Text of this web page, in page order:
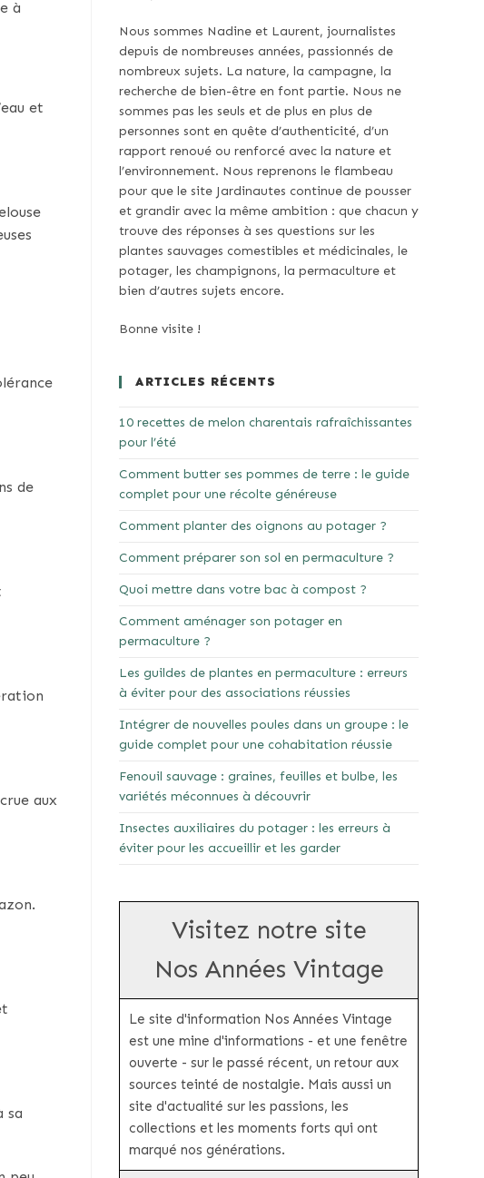
à
et
de
aux
sa
Nous sommes Nadine et Laurent, journalistes
depuis de nombreuses années, passionnés de
nombreux sujets. La nature, la campagne, la
recherche de bien-être en font partie. Nous ne
sommes pas les seuls et de plus en plus de
personnes sont en quête d’authenticité, d’un
rapport renoué ou renforcé avec la nature et
l’environnement. Nous reprenons le flambeau
pour que le site Jardinautes continue de pousser
et grandir avec la même ambition : que chacun y
trouve des réponses à ses questions sur les
plantes sauvages comestibles et médicinales, le
potager, les champignons, la permaculture et
bien d’autres sujets encore.
Bonne visite !
ARTICLES RÉCENTS
10 recettes de melon charentais rafraîchissantes
pour l’été
Comment butter ses pommes de terre : le guide
complet pour une récolte généreuse
Comment planter des oignons au potager ?
Comment préparer son sol en permaculture ?
Quoi mettre dans votre bac à compost ?
Comment aménager son potager en
permaculture ?
Les guildes de plantes en permaculture : erreurs
à éviter pour des associations réussies
Intégrer de nouvelles poules dans un groupe : le
guide complet pour une cohabitation réussie
Fenouil sauvage : graines, feuilles et bulbe, les
variétés méconnues à découvrir
Insectes auxiliaires du potager : les erreurs à
éviter pour les accueillir et les garder
Visitez notre site
Nos Années Vintage
Le site d'information Nos Années Vintage
est une mine d'informations - et une fenêtre
ouverte - sur le passé récent, un retour aux
sources teinté de nostalgie. Mais aussi un
site d'actualité sur les passions, les
collections et les moments forts qui ont
marqué nos générations.